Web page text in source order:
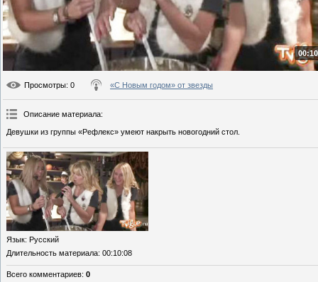
Просмотры: 0 «С Новым годом» от звезды
Описание материала:
Девушки из группы «Рефлекс» умеют накрыть новогодний стол.
Язык: Русский
Длительность материала: 00:10:08
Всего комментариев: 0